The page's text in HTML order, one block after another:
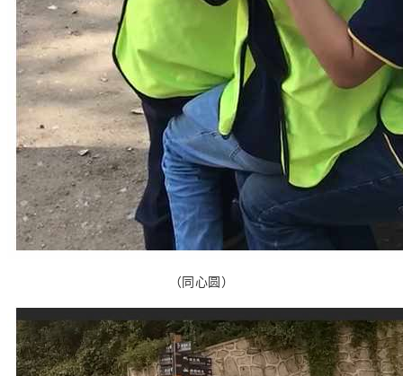
（同心圆）